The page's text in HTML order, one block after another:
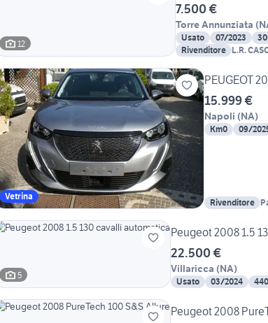
12
7.500 €
Torre Annunziata (
Usato 07/2023
Rivenditore L.R.
Vetrina
PEUGEOT
15.999 €
Napoli (NA)
Km0 09/
Rivenditore
5
Peugeot 2008 1.5
22.500 €
Villaricca (NA)
Usato 03/2024
Peugeot 2008